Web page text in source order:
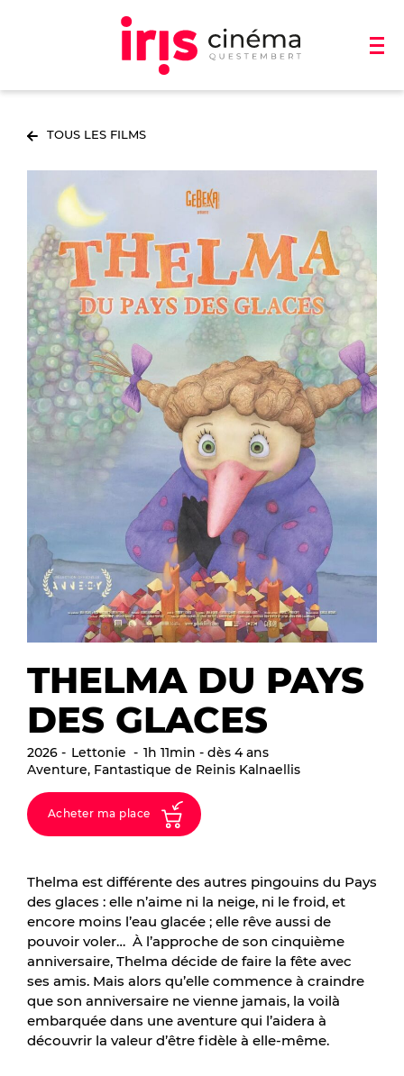
TOUS LES FILMS
THELMA DU PAYS
DES GLACES
2026 Lettonie
1h 11min - dès 4 ans
Aventure, Fantastique de Reinis Kalnaellis
Acheter ma place
Thelma est différente des autres pingouins du Pays
des glaces : elle n’aime ni la neige, ni le froid, et
encore moins l’eau glacée ; elle rêve aussi de
pouvoir voler… À l’approche de son cinquième
anniversaire, Thelma décide de faire la fête avec
ses amis. Mais alors qu’elle commence à craindre
que son anniversaire ne vienne jamais, la voilà
embarquée dans une aventure qui l’aidera à
découvrir la valeur d’être fidèle à elle-même.